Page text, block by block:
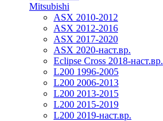
Mitsubishi
ASX 2010-2012
ASX 2012-2016
ASX 2017-2020
ASX 2020-наст.вр.
Eclipse Cross 2018-наст.вр.
L200 1996-2005
L200 2006-2013
L200 2013-2015
L200 2015-2019
L200 2019-наст.вр.